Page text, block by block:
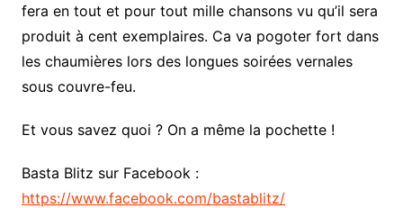
fera en tout et pour tout mille chansons vu qu’il sera
produit à cent exemplaires. Ca va pogoter fort dans
les chaumières lors des longues soirées vernales
sous couvre-feu.
Et vous savez quoi ? On a même la pochette !
Basta Blitz sur Facebook :
https://www.facebook.com/bastablitz/